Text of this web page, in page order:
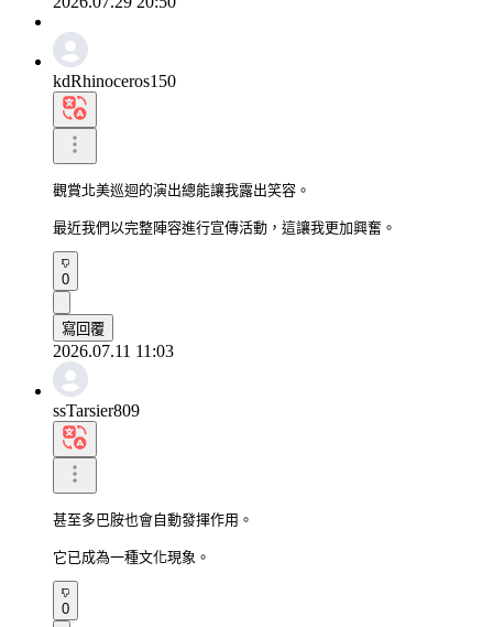
kdRhinoceros150
觀賞北美巡迴的演出總能讓我露出笑容。
最近我們以完整陣容進行宣傳活動，這讓我更加興奮。
0
寫回覆
2026.07.11 11:03
ssTarsier809
甚至多巴胺也會自動發揮作用。
它已成為一種文化現象。
0